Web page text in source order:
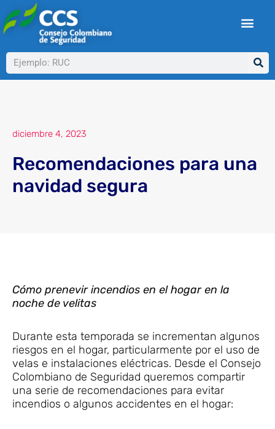
al
contenido
Buscar
diciembre 4, 2023
Recomendaciones para una
navidad segura
Cómo prenevir incendios en el hogar en la
noche de velitas
Durante esta temporada se incrementan algunos
riesgos en el hogar, particularmente por el uso de
velas e instalaciones eléctricas. Desde el Consejo
Colombiano de Seguridad queremos compartir
una serie de recomendaciones para evitar
incendios o algunos accidentes en el hogar: